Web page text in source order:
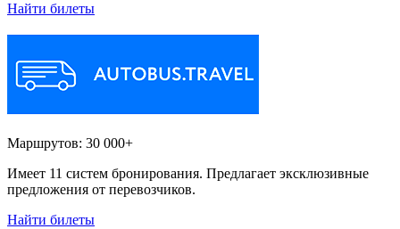
Найти билеты
Маршрутов: 30 000+
Имеет 11 систем бронирования. Предлагает эксклюзивные
предложения от перевозчиков.
Найти билеты